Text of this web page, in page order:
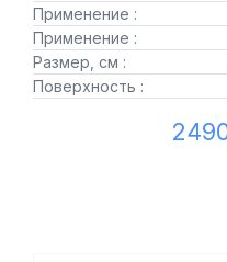
Применение :
Применение :
Размер, см :
Поверхность :